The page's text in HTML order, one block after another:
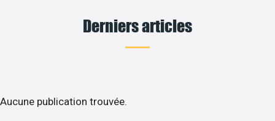
Derniers articles
Aucune publication trouvée.